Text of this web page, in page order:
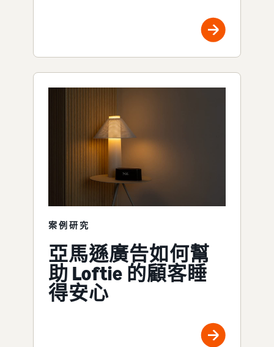
案例研究
亞馬遜廣告如何幫
助 Loftie 的顧客睡
得安心